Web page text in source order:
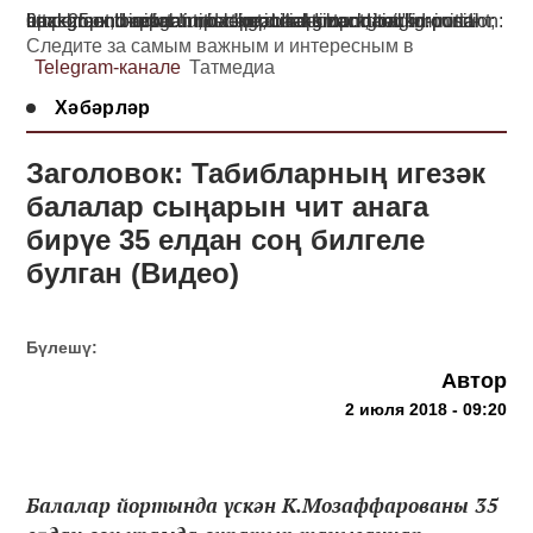
background-color: initial !important; background-position: 0px -25px !important; background-size: initial !important; background-repeat: no-repeat !important; background-attachment: initial !important; background-origin: initial !important; background-clip: initial !important;">
Следите за самым важным и интересным в
Telegram-канале Татмедиа
Хәбәрләр
Заголовок: Табибларның игезәк
балалар сыңарын чит анага
бирүе 35 елдан соң билгеле
булган (Видео)
Бүлешү:
Автор
2 июля 2018 - 09:20
Балалар йортында үскән К.Мозаффарованы 35